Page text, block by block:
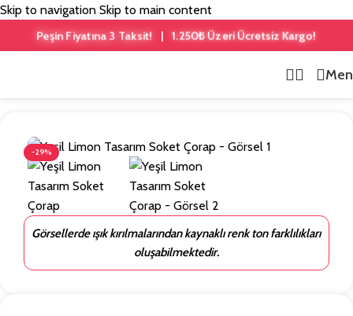
Skip to navigation Skip to main content
Peşin Fiyatına 3 Taksit! | 1.250₺ Üzeri Ücretsiz Kargo!
-29%
Görsellerde ışık kırılmalarından kaynaklı renk ton farklılıkları
oluşabilmektedir.